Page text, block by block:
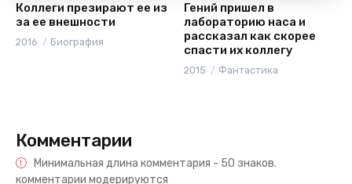
Коллеги презирают ее из
за ее внешности
2016 Биография
Гений пришел в
лабораторию наса и
рассказал как скорее
спасти их коллегу
2015 Фантастика
Комментарии
Минимальная длина комментария - 50 знаков.
комментарии модерируются